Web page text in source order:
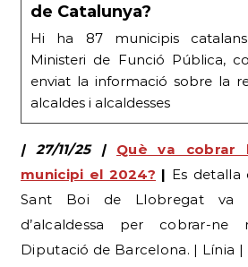
de Catalunya?
Hi ha 87 municipis
Ministeri de Funció Pública,
enviat la informació sobre la
alcaldes i alcaldesses
| 27/11/25 |
Què va cobrar
municipi el 2024? | Es detalla
Sant Boi de Llobregat va
d’alcaldessa per cobrar-
Diputació de Barcelona. | Línia |